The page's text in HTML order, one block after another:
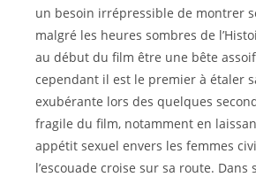
un besoin irrépressible de montrer
malgré les heures sombres de
au début du film être une bête
cependant il est le premier à étaler
exubérante lors des quelques
fragile du film, notamment en
appétit sexuel envers les femmes
l’escouade croise sur sa route. Dans